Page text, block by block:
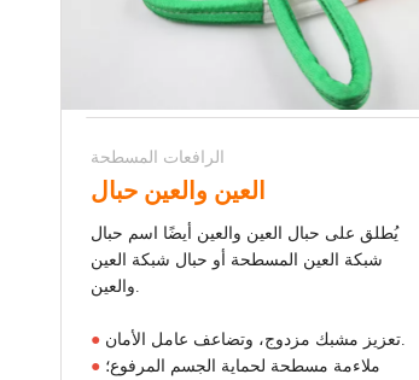
الرافعات المسطحة
العين والعين حبال
يُطلق على حبال العين والعين أيضًا اسم حبال
شبكة العين المسطحة أو حبال شبكة العين
●
● ملاءمة مسطحة لحماية الجسم المرفوع؛